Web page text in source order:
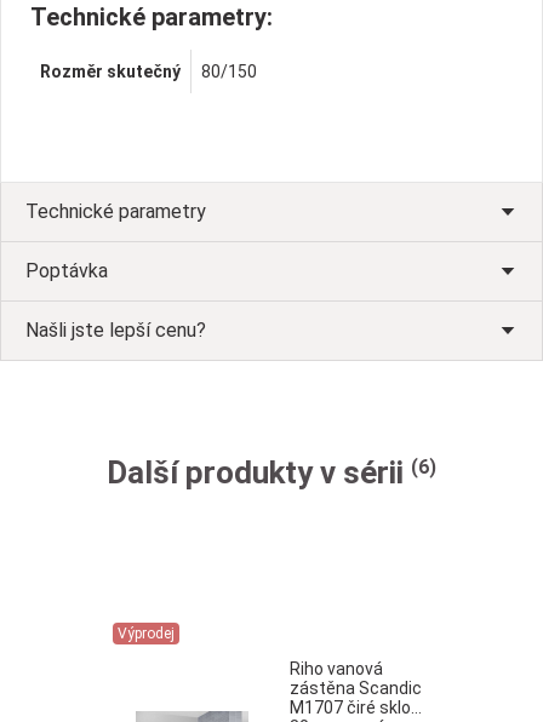
Technické parametry:
Rozměr skutečný 80/150
Technické parametry
Poptávka
Našli jste lepší cenu?
Další produkty v sérii (6)
Výprodej
Riho vanová
zástěna Scandic
M1707 čiré sklo